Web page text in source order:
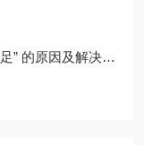
的原因及解决方案